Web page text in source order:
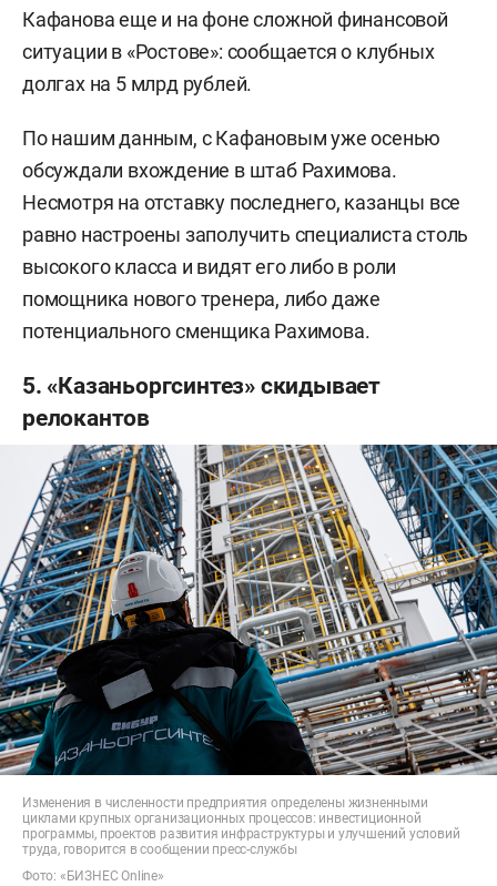
Кафанова еще и на фоне сложной финансовой
ситуации в «Ростове»: сообщается о клубных
долгах на 5 млрд рублей.
По нашим данным, с Кафановым уже осенью
обсуждали вхождение в штаб Рахимова.
Несмотря на отставку последнего, казанцы все
равно настроены заполучить специалиста столь
высокого класса и видят его либо в роли
помощника нового тренера, либо даже
потенциального сменщика Рахимова.
5. «Казаньоргсинтез» скидывает
релокантов
Изменения в численности предприятия определены жизненными
циклами крупных организационных процессов: инвестиционной
программы, проектов развития инфраструктуры и улучшений условий
труда, говорится в сообщении пресс-службы
Фото: «БИЗНЕС Online»